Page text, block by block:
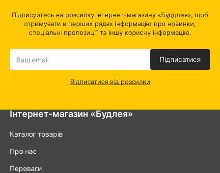
Інтернет-магазин «Будлея»
Каталог товарів
Про нас
Переваги
Підписуйтесь на розсилку інтернет-магазину «Буддлея», щоб
отримувати в перших рядах інформацію про новинки,
спеціальні пропозиції та іншу корисну інформацію.
Підписатися
Відписатися від розсилки